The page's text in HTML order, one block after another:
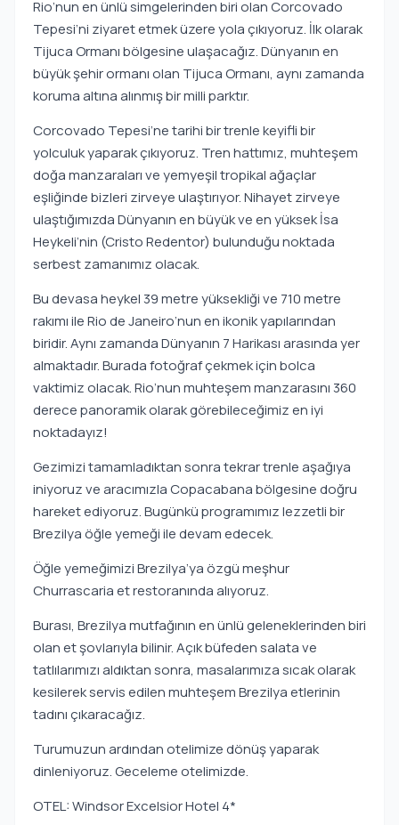
Rio’nun en ünlü simgelerinden biri olan Corcovado
Tepesi’ni ziyaret etmek üzere yola çıkıyoruz. İlk olarak
Tijuca Ormanı bölgesine ulaşacağız. Dünyanın en
büyük şehir ormanı olan Tijuca Ormanı, aynı zamanda
koruma altına alınmış bir milli parktır.
Corcovado Tepesi’ne tarihi bir trenle keyifli bir
yolculuk yaparak çıkıyoruz. Tren hattımız, muhteşem
doğa manzaraları ve yemyeşil tropikal ağaçlar
eşliğinde bizleri zirveye ulaştırıyor. Nihayet zirveye
ulaştığımızda Dünyanın en büyük ve en yüksek İsa
Heykeli’nin (Cristo Redentor) bulunduğu noktada
serbest zamanımız olacak.
Bu devasa heykel 39 metre yüksekliği ve 710 metre
rakımı ile Rio de Janeiro’nun en ikonik yapılarından
biridir. Aynı zamanda Dünyanın 7 Harikası arasında yer
almaktadır. Burada fotoğraf çekmek için bolca
vaktimiz olacak. Rio’nun muhteşem manzarasını 360
derece panoramik olarak görebileceğimiz en iyi
noktadayız!
Gezimizi tamamladıktan sonra tekrar trenle aşağıya
iniyoruz ve aracımızla Copacabana bölgesine doğru
hareket ediyoruz. Bugünkü programımız lezzetli bir
Brezilya öğle yemeği ile devam edecek.
Öğle yemeğimizi Brezilya’ya özgü meşhur
Churrascaria et restoranında alıyoruz.
Burası, Brezilya mutfağının en ünlü geleneklerinden biri
olan et şovlarıyla bilinir. Açık büfeden salata ve
tatlılarımızı aldıktan sonra, masalarımıza sıcak olarak
kesilerek servis edilen muhteşem Brezilya etlerinin
tadını çıkaracağız.
Turumuzun ardından otelimize dönüş yaparak
dinleniyoruz. Geceleme otelimizde.
OTEL: Windsor Excelsior Hotel 4*